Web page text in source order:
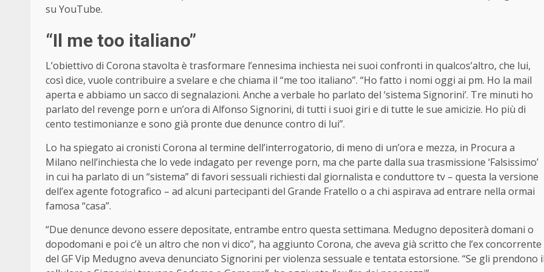
su YouTube.
“Il me too italiano”
L’obiettivo di Corona stavolta è trasformare l’ennesima inchiesta nei suoi confronti in qualcos’altro, che lui,
così dice, vuole contribuire a svelare e che chiama il “me too italiano”. “Ho fatto i nomi oggi ai pm. Ho la mail
aperta e abbiamo un sacco di segnalazioni. Anche a verbale ho parlato del ‘sistema Signorini’. Tre minuti ho
parlato del revenge porn e un’ora di Alfonso Signorini, di tutti i suoi giri e di tutte le sue amicizie. Ho più di
cento testimonianze e sono già pronte due denunce contro di lui”.
Lo ha spiegato ai cronisti Corona al termine dell’interrogatorio, di meno di un’ora e mezza, in Procura a
Milano nell’inchiesta che lo vede indagato per revenge porn, ma che parte dalla sua trasmissione ‘Falsissimo’
in cui ha parlato di un “sistema” di favori sessuali richiesti dal giornalista e conduttore tv – questa la versione
dell’ex agente fotografico – ad alcuni partecipanti del Grande Fratello o a chi aspirava ad entrare nella ormai
famosa “casa”.
“Due denunce devono essere depositate, entrambe entro questa settimana. Medugno depositerà domani o
dopodomani e poi c’è un altro che non vi dico”, ha aggiunto Corona, che aveva già scritto che l’ex concorrente
del GF Vip Medugno aveva denunciato Signorini per violenza sessuale e tentata estorsione. “Se gli prendono